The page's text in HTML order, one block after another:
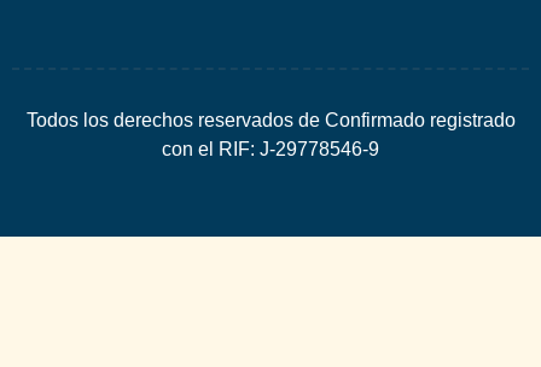
Todos los derechos reservados de Confirmado registrado
con el RIF: J-29778546-9